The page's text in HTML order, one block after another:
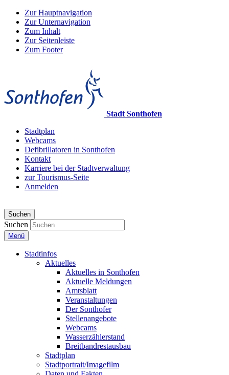
Zur Hauptnavigation
Zur Unternavigation
Zum Inhalt
Zur Seitenleiste
Zum Footer
Stadt Sonthofen
Stadtplan
Webcams
Defibrillatoren in Sonthofen
Kontakt
Karriere bei der Stadtverwaltung
zur Tourismus-Seite
Anmelden
Suchen
Suchen
Menü
Stadtinfos
Aktuelles
Aktuelles in Sonthofen
Aktuelle Meldungen
Amtsblatt
Veranstaltungen
Der Sonthofer
Stellenangebote
Webcams
Wasserzählerstand
Breitbandrestausbau
Stadtplan
Stadtportrait/Imagefilm